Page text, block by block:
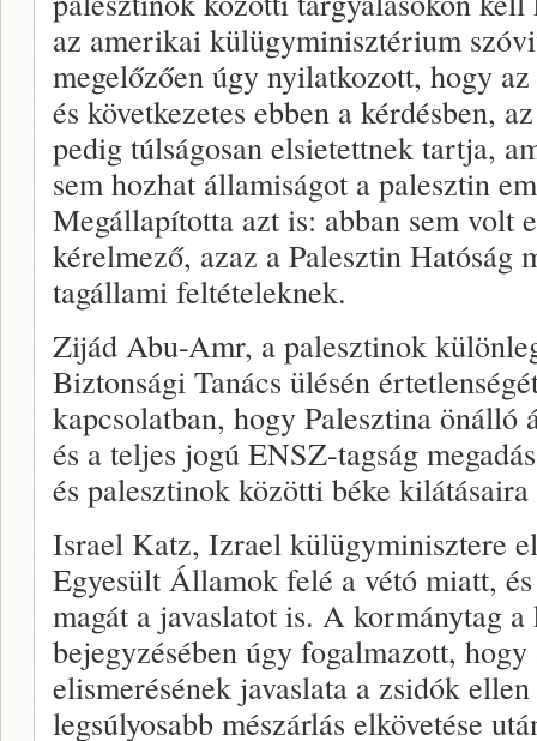
az amerikai külügyminisztérium
megelőzően úgy nyilatkozott, hogy
és következetes ebben a kérdésben,
pedig túlságosan elsietettnek tartja,
sem hozhat államiságot a palesztin
Megállapította azt is: abban sem volt
kérelmező, azaz a Palesztin Hatóság
tagállami feltételeknek.
Zijád Abu-Amr, a palesztinok
Biztonsági Tanács ülésén
kapcsolatban, hogy Palesztina önálló
és a teljes jogú ENSZ-tagság
és palesztinok közötti béke kilátásaira
Israel Katz, Izrael külügyminisztere
Egyesült Államok felé a vétó miatt,
magát a javaslatot is. A kormánytag
bejegyzésében úgy fogalmazott,
elismerésének javaslata a zsidók
legsúlyosabb mészárlás elkövetése